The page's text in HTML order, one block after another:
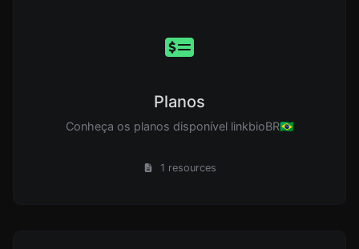
Planos
Conheça os planos disponível linkbioBR🇧🇷
1 resources